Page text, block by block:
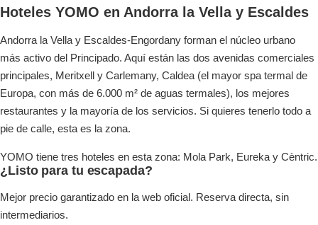
Hoteles YOMO en Andorra la Vella y Escaldes
Andorra la Vella y Escaldes-Engordany forman el núcleo urbano
más activo del Principado. Aquí están las dos avenidas comerciales
principales, Meritxell y Carlemany, Caldea (el mayor spa termal de
Europa, con más de 6.000 m² de aguas termales), los mejores
restaurantes y la mayoría de los servicios. Si quieres tenerlo todo a
pie de calle, esta es la zona.
YOMO tiene tres hoteles en esta zona: Mola Park, Eureka y Cèntric.
¿Listo para tu escapada?
Mejor precio garantizado en la web oficial. Reserva directa, sin
intermediarios.